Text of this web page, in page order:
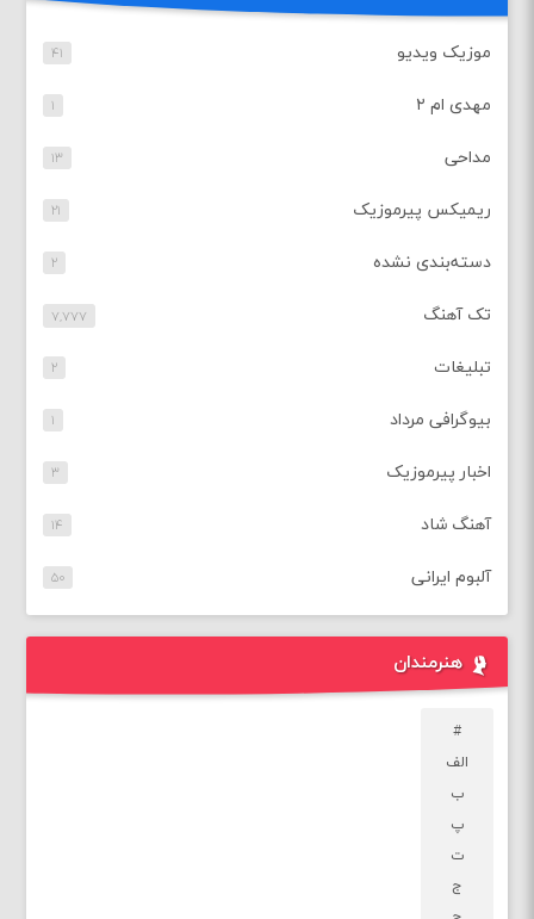
موزیک ویدیو ۴۱
مهدی ام ۲ ۱
مداحی ۱۳
ریمیکس پیرموزیک ۲۱
دسته‌بندی نشده ۲
تک آهنگ ۷,۷۷۷
تبلیغات ۲
بیوگرافی مرداد ۱
اخبار پیرموزیک ۳
آهنگ شاد ۱۴
آلبوم ایرانی ۵۰
هنرمندان
#
الف
ب
پ
ت
ج